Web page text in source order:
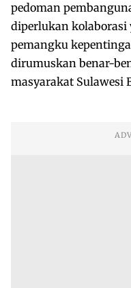
pedoman
diperlukan kolaborasi
pemangku
dirumuskan benar-
masyarakat Sulawesi